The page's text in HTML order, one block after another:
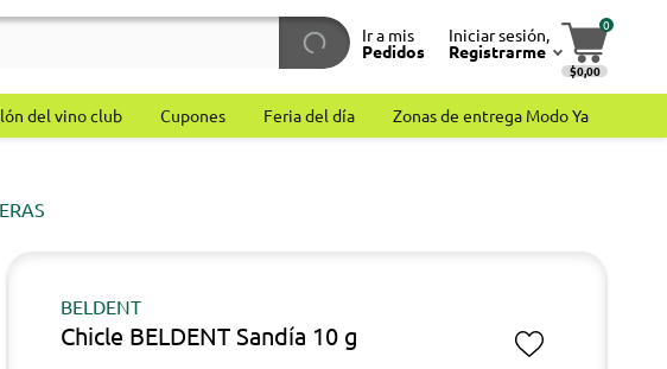
Ir a mis
Pedidos
Iniciar sesión,
Registrarme
0
$0,00
del vino club Cupones Feria del día Zonas de entrega Modo Ya
BELDENT
Chicle BELDENT Sandía 10 g